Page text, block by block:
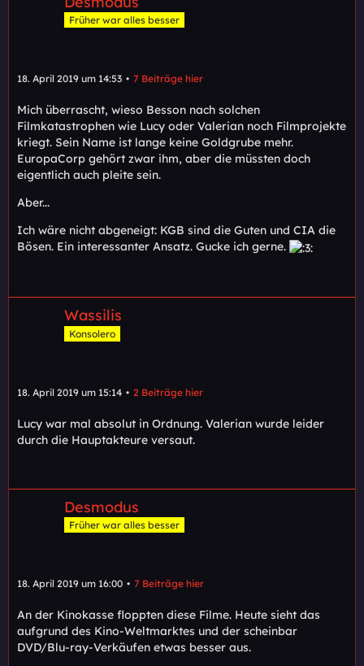
Früher war alles besser
18. April 2019 um 14:53 7 Beiträge hier
Mich überrascht, wieso Besson nach solchen
Filmkatastrophen wie Lucy oder Valerian noch Filmprojekte
kriegt. Sein Name ist lange keine Goldgrube mehr.
EuropaCorp gehört zwar ihm, aber die müssten doch
eigentlich auch pleite sein.
Aber...
Ich wäre nicht abgeneigt: KGB sind die Guten und CIA die
Bösen. Ein interessanter Ansatz. Gucke ich gerne.
Wassilis
Konsolero
18. April 2019 um 15:14 2 Beiträge hier
Lucy war mal absolut in Ordnung. Valerian wurde leider
durch die Hauptakteure versaut.
Desmodus
Früher war alles besser
18. April 2019 um 16:00 7 Beiträge hier
An der Kinokasse floppten diese Filme. Heute sieht das
aufgrund des Kino-Weltmarktes und der scheinbar
DVD/Blu-ray-Verkäufen etwas besser aus.